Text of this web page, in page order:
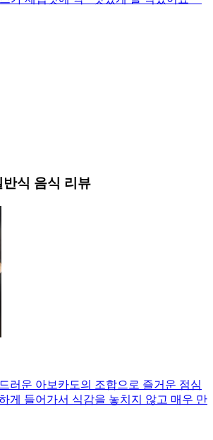
반식 음식 리뷰
러운 아보카도의 조합으로 즐거운 점심
게 들어가서 식감을 놓치지 않고 매우 만